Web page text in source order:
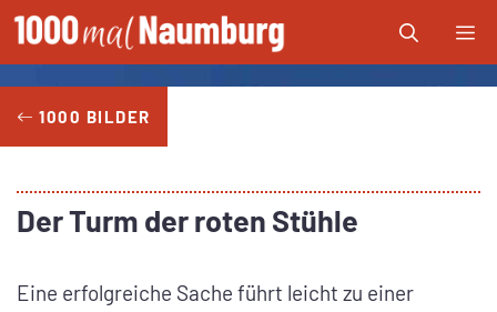
Zum
Inhalt
springen
1000 BILDER
Der Turm der roten Stühle
Eine erfolgreiche Sache führt leicht zu einer